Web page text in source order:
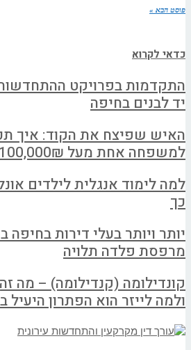
פוסט הבא »
כדאי לקרוא
התקדמות בפרויקט ההתחדשות
יד לבנים בחיפה
האיש שפיצח את הקוד: איך
למשפחה אחת מעל 100,000₪?
למה לימוד אנגלית לילדים
כך
יותר ויותר בעלי דירות בחיפה
מרפסת פלדה תלויה
קונדילומה (קנדילומה) – מה
ולמה לייזר הוא הפתרון היעיל